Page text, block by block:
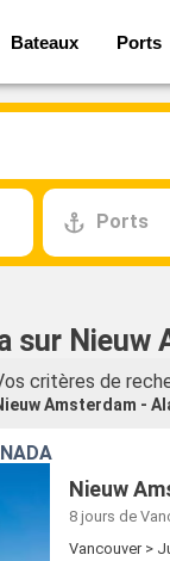
Bateaux Ports
Ports
sur Nieuw
critères de
Amsterdam -
Nieuw
8 jours de
Vancouver >